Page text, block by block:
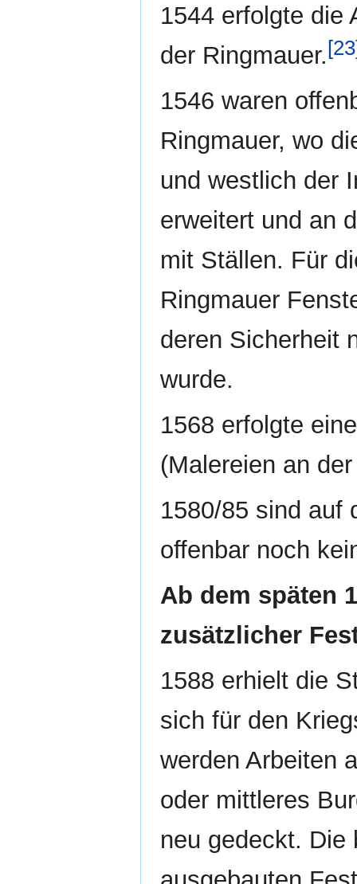
1544 erfolgte die
der Ringmauer.
1546 waren
Ringmauer, wo
und westlich der
erweitert und an
mit Ställen. Für
Ringmauer
deren Sicherheit
wurde.
1568 erfolgte
(Malereien an
1580/85 sind auf
offenbar noch
Ab dem späten
zusätzlicher
1588 erhielt die
sich für den
werden Arbeiten
oder mittleres
neu gedeckt. Die